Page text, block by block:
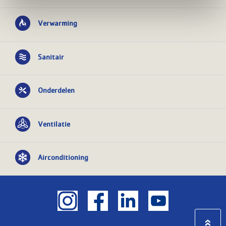
Verwarming
Sanitair
Onderdelen
Ventilatie
Airconditioning